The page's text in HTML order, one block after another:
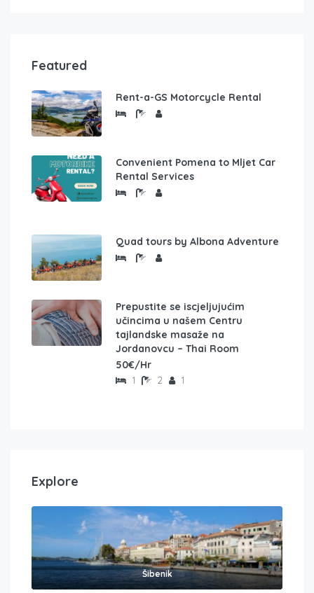
Featured
Rent-a-GS Motorcycle Rental
Convenient Pomena to Mljet Car
Rental Services
Quad tours by Albona Adventure
Prepustite se iscjeljujućim
učincima u našem Centru
tajlandske masaže na
Jordanovcu – Thai Room
50€/Hr
1 2 1
Explore
Šibenik